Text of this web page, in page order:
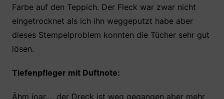
Farbe auf den Teppich. Der Fleck war zwar nicht
eingetrocknet als ich ihn weggeputzt habe aber
dieses Stempelproblem konnten die Tücher sehr gut
lösen.
Tiefenpfleger mit Duftnote:
Ähm joar…. der Dreck ist weg gegangen aber mehr